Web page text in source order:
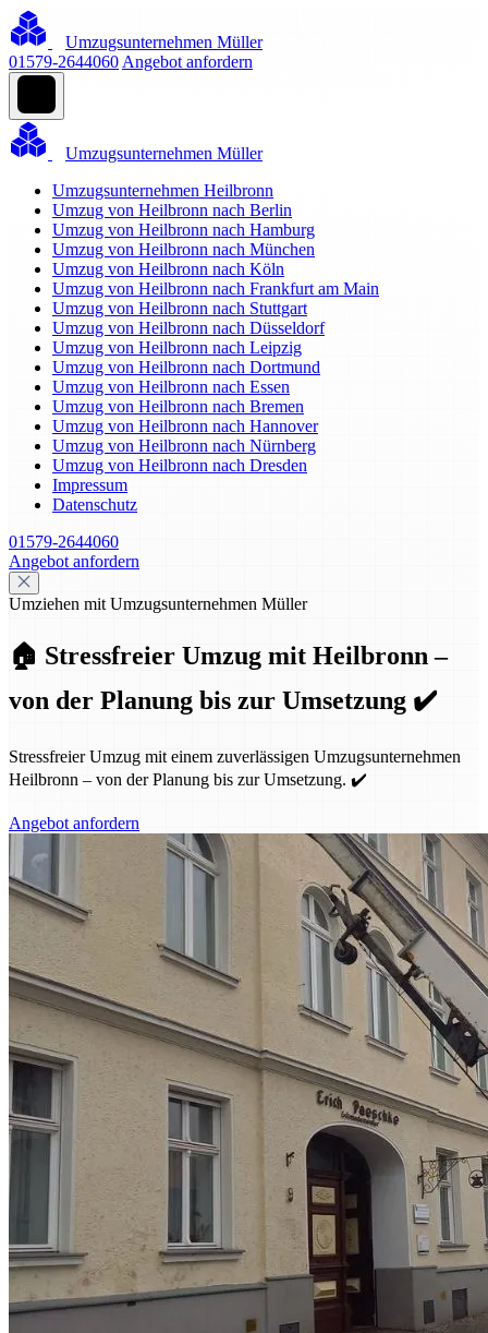
Umzugsunternehmen Müller
01579-2644060 Angebot anfordern
Umzugsunternehmen Müller
Umzugsunternehmen Heilbronn
Umzug von Heilbronn nach Berlin
Umzug von Heilbronn nach Hamburg
Umzug von Heilbronn nach München
Umzug von Heilbronn nach Köln
Umzug von Heilbronn nach Frankfurt am Main
Umzug von Heilbronn nach Stuttgart
Umzug von Heilbronn nach Düsseldorf
Umzug von Heilbronn nach Leipzig
Umzug von Heilbronn nach Dortmund
Umzug von Heilbronn nach Essen
Umzug von Heilbronn nach Bremen
Umzug von Heilbronn nach Hannover
Umzug von Heilbronn nach Nürnberg
Umzug von Heilbronn nach Dresden
Impressum
Datenschutz
01579-2644060
Angebot anfordern
Umziehen mit Umzugsunternehmen Müller
🏠 Stressfreier Umzug mit Heilbronn –
von der Planung bis zur Umsetzung ✔️
Stressfreier Umzug mit einem zuverlässigen Umzugsunternehmen
Heilbronn – von der Planung bis zur Umsetzung. ✔️
Angebot anfordern